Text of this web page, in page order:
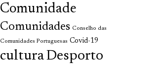
Comunidade
Comunidades Conselho das
Comunidades Portuguesas Covid-19
culturaDesporto